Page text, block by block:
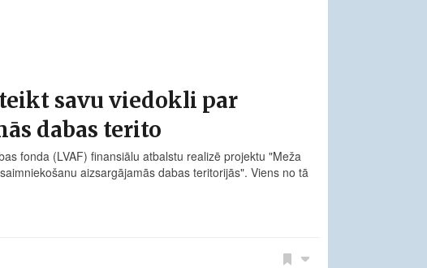
savu viedokli par
dabas terito
fonda (LVAF) finansiālu atbalstu realizē projektu "Meža
aizsargājamās dabas teritorijās". Viens no tā